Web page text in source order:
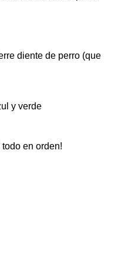
diente de perro (que
y verde
en orden!